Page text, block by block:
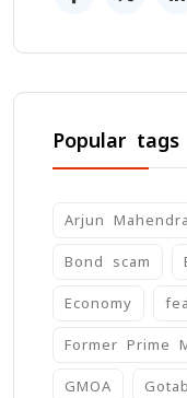
Popular tags
Arjun
Bond scam
Economy
Former Prime
GMOA